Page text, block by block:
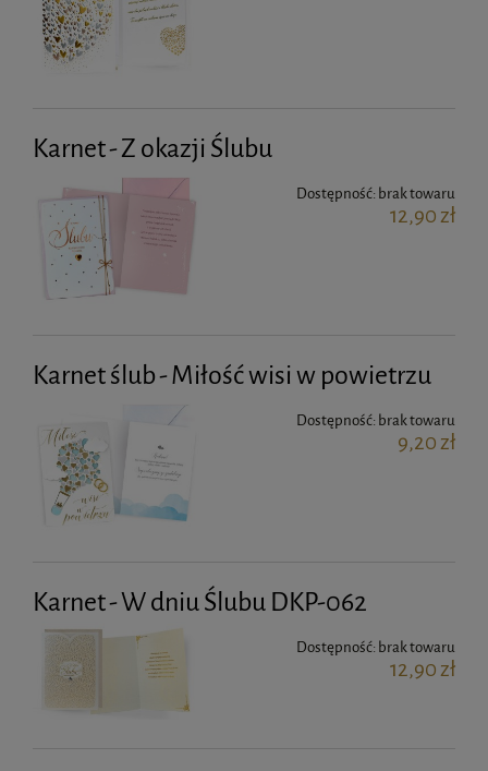
Karnet - Z okazji Ślubu
Dostępność: brak towaru
12,90 zł
Karnet ślub - Miłość wisi w powietrzu
Dostępność: brak towaru
9,20 zł
Karnet - W dniu Ślubu DKP-062
Dostępność: brak towaru
12,90 zł